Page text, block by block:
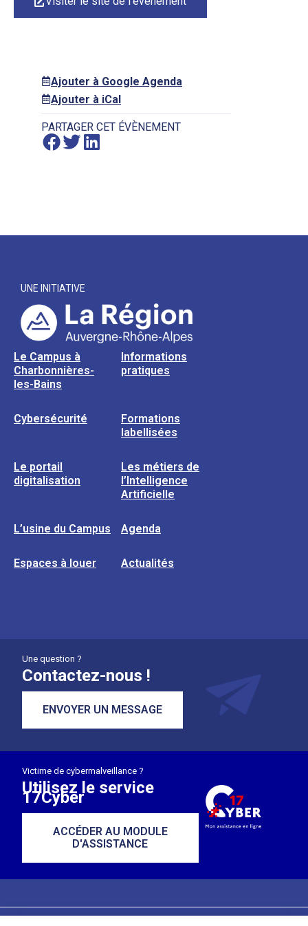
Ajouter à Google Agenda
Ajouter à iCal
PARTAGER CET ÉVÈNEMENT
UNE INITIATIVE
Le Campus à
Charbonnières-
les-Bains
Informations
pratiques
Cybersécurité
Formations
labellisées
Le portail
digitalisation
Les métiers de
l’Intelligence
Artificielle
L’usine du Campus Agenda
Espaces à louer Actualités
Une question ?
Contactez-nous !
ENVOYER UN MESSAGE
Victime de cybermalveillance ?
Utilisez le service
17Cyber
ACCÉDER AU MODULE
D'ASSISTANCE